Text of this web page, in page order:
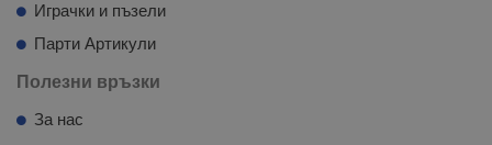
Играчки и пъзели
Парти Артикули
Полезни връзки
За нас